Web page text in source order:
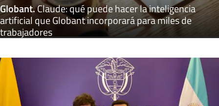
Globant.Claude: qué puede hacer la inteligencia
artificial que Globant incorporará para miles de
trabajadores